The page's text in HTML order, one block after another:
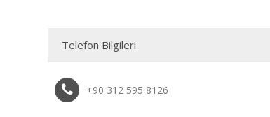
Telefon Bilgileri
+90 312 595 8126